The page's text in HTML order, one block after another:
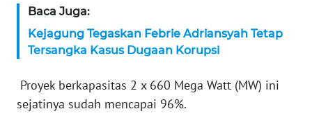
Baca Juga:
Kejagung Tegaskan Febrie Adriansyah Tetap
Tersangka Kasus Dugaan Korupsi
Proyek berkapasitas 2 x 660 Mega Watt (MW) ini
sejatinya sudah mencapai 96%.
News
WN
WN